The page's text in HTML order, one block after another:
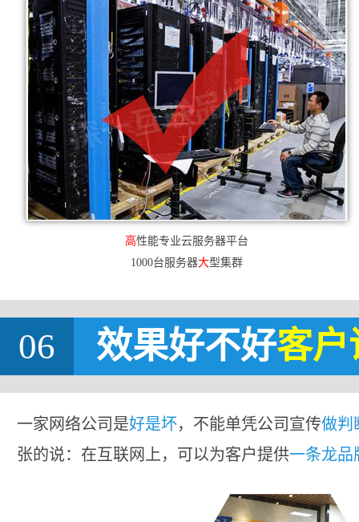
高性能专业云服务器平台
1000台服务器大型集群
06 效果好不好客户
一家网络公司是好是坏，不能单凭公司宣传做判
张的说：在互联网上，可以为客户提供一条龙品